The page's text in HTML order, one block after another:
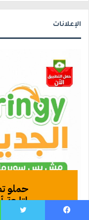
الإعلانات